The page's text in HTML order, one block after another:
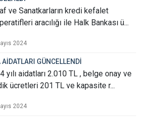
ve Sanatkarların kredi kefalet
aracılığı ile Halk Bankası ü...
2024
AİDATLARI GÜNCELLENDİ
yılı aidatları 2.010 TL , belge onay ve
ücretleri 201 TL ve kapasite r...
2024